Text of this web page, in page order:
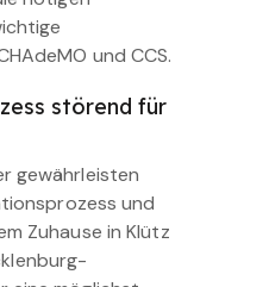
und CCS.
störend für
gewährleisten
und
Zuhause in Klütz